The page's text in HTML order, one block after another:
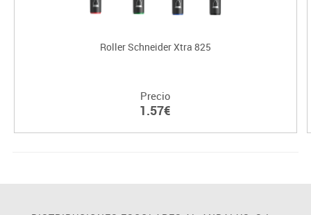
Roller Schneider Xtra 825
Precio
1.57€